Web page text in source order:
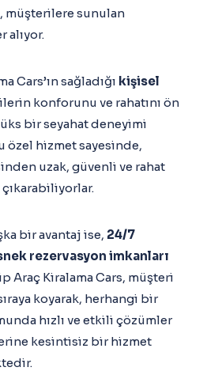
müşterilere sunulan
alıyor.
Cars’ın sağladığı kişisel
konforunu ve rahatını ön
bir seyahat deneyimi
özel hizmet sayesinde,
uzak, güvenli ve rahat
bir avantaj ise, 24/7
rezervasyon imkanları
Araç Kiralama Cars, müşteri
koyarak, herhangi bir
hızlı ve etkili çözümler
kesintisiz bir hizmet